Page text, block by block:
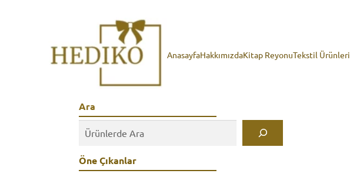
AnasayfaHakkımızdaKitap ReyonuTekstil Ürünleri
Ara
Öne Çıkanlar